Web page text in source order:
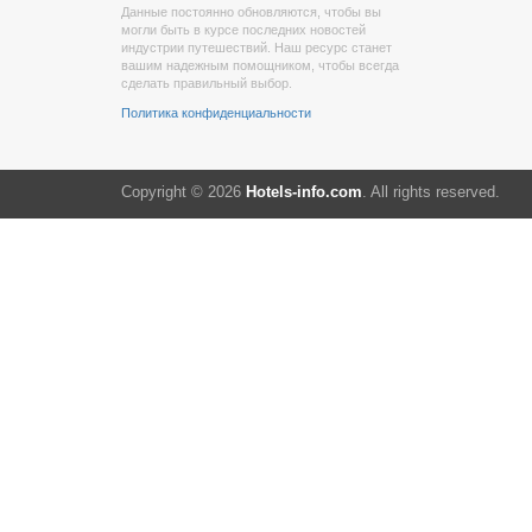
Данные постоянно обновляются, чтобы вы
могли быть в курсе последних новостей
индустрии путешествий. Наш ресурс станет
вашим надежным помощником, чтобы всегда
сделать правильный выбор.
Политика конфиденциальности
Copyright © 2026 Hotels-info.com. All rights reserved.